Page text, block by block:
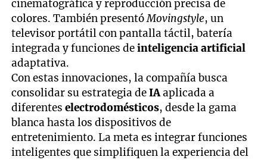
cinematográfica y reproducción precisa de
colores. También presentóMovingstyle, un
televisor portátil con pantalla táctil, batería
integrada y funciones deinteligencia artificial
adaptativa.
Con estas innovaciones, la compañía busca
consolidar su estrategia deIAaplicada a
diferenteselectrodomésticos, desde la gama
blanca hasta los dispositivos de
entretenimiento. La meta es integrar funciones
inteligentes que simplifiquen la experiencia del